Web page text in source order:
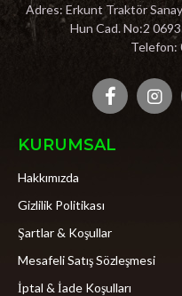
Adres: Erkunt Traktör
Hun Cad. No:2
Telefon:
KURUMSAL
Hakkımızda
Gizlilik Politikası
Şartlar & Koşullar
Mesafeli Satış Sözleşmesi
İptal & İade Koşulları